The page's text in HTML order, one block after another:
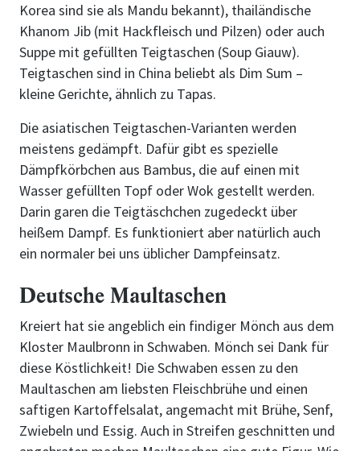
Korea sind sie als Mandu bekannt), thailändische
Khanom Jib (mit Hackfleisch und Pilzen) oder auch
Suppe mit gefüllten Teigtaschen (Soup Giauw).
Teigtaschen sind in China beliebt als Dim Sum –
kleine Gerichte, ähnlich zu Tapas.
Die asiatischen Teigtaschen-Varianten werden
meistens gedämpft. Dafür gibt es spezielle
Dämpfkörbchen aus Bambus, die auf einen mit
Wasser gefüllten Topf oder Wok gestellt werden.
Darin garen die Teigtäschchen zugedeckt über
heißem Dampf. Es funktioniert aber natürlich auch
ein normaler bei uns üblicher Dampfeinsatz.
Deutsche Maultaschen
Kreiert hat sie angeblich ein findiger Mönch aus dem
Kloster Maulbronn in Schwaben. Mönch sei Dank für
diese Köstlichkeit! Die Schwaben essen zu den
Maultaschen am liebsten Fleischbrühe und einen
saftigen Kartoffelsalat, angemacht mit Brühe, Senf,
Zwiebeln und Essig. Auch in Streifen geschnitten und